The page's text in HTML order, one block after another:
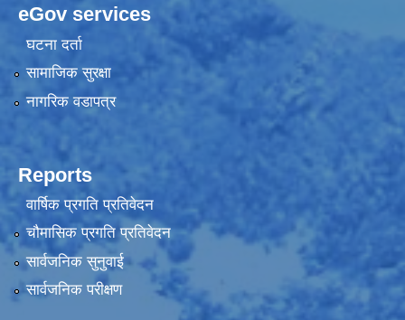
eGov services
घटना दर्ता
सामाजिक सुरक्षा
नागरिक वडापत्र
Reports
वार्षिक प्रगति प्रतिवेदन
चौमासिक प्रगति प्रतिवेदन
सार्वजनिक सुनुवाई
सार्वजनिक परीक्षण